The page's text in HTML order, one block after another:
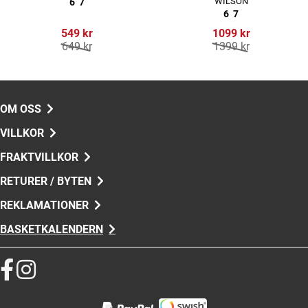
549 kr
649 kr
6 7
1099 kr
1399 kr
OM OSS
VILLKOR
FRAKTVILLKOR
RETURER / BYTEN
REKLAMATIONER
BASKETKALENDERN